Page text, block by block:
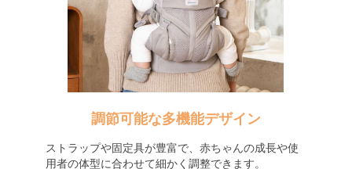
調節可能な多機能デザイン
ストラップや固定具が豊富で、赤ちゃんの成長や使
用者の体型に合わせて細かく調整できます。